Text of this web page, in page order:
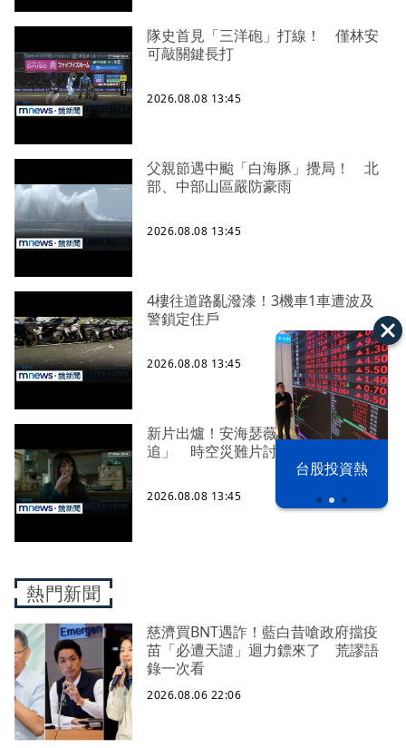
台股投資熱
隊史首見「三洋砲」打線！ 僅林安
可敲關鍵長打
2026.08.08 13:45
父親節遇中颱「白海豚」攪局！ 北
部、中部山區嚴防豪雨
2026.08.08 13:45
4樓往道路亂潑漆！3機車1車遭波及
警鎖定住戶
2026.08.08 13:45
新片出爐！安海瑟薇「跑給恐龍
追」 時空災難片討論度超高
2026.08.08 13:45
熱門新聞
慈濟買BNT遇詐！藍白昔嗆政府擋疫
苗「必遭天譴」迴力鏢來了 荒謬語
錄一次看
2026.08.06 22:06